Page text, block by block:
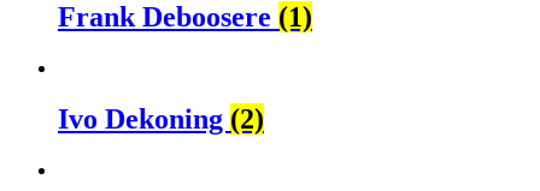
Frank Deboosere (1)
Ivo Dekoning (2)